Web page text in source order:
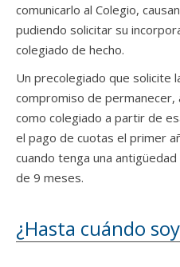
comunicarlo al Colegio,
pudiendo solicitar su
colegiado de hecho.
Un precolegiado que solicite
compromiso de permanecer,
como colegiado a partir de
el pago de cuotas el primer
cuando tenga una
de 9 meses.
¿Hasta cuándo